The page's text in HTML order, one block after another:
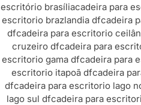
escritório brasíliacadeira para
escritorio brazlandia dfcadeira
dfcadeira para escritorio
cruzeiro dfcadeira para
escritorio gama dfcadeira para
escritorio itapoã dfcadeira
dfcadeira para escritorio lago
lago sul dfcadeira para